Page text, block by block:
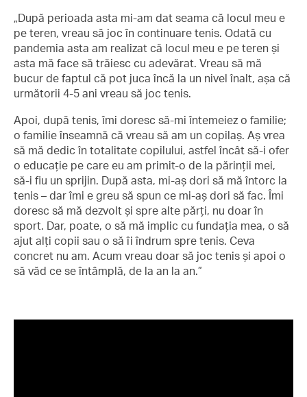
„După perioada asta mi-am dat seama că locul meu e
pe teren, vreau să joc în continuare tenis. Odată cu
pandemia asta am realizat că locul meu e pe teren și
asta mă face să trăiesc cu adevărat. Vreau să mă
bucur de faptul că pot juca încă la un nivel înalt, așa că
următorii 4-5 ani vreau să joc tenis.
Apoi, după tenis, îmi doresc să-mi întemeiez o familie;
o familie înseamnă că vreau să am un copilaș. Aș vrea
să mă dedic în totalitate copilului, astfel încât să-i ofer
o educație pe care eu am primit-o de la părinții mei,
să-i fiu un sprijin. După asta, mi-aș dori să mă întorc la
tenis – dar îmi e greu să spun ce mi-aș dori să fac. Îmi
doresc să mă dezvolt și spre alte părți, nu doar în
sport. Dar, poate, o să mă implic cu fundația mea, o să
ajut alți copii sau o să îi îndrum spre tenis. Ceva
concret nu am. Acum vreau doar să joc tenis și apoi o
să văd ce se întâmplă, de la an la an.”